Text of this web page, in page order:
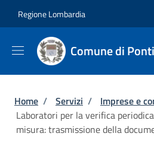
Regione Lombardia
Comune di
Briciole di pane
Home / Servizi / Imprese e
Laboratori per la verifica
misura: trasmissione della